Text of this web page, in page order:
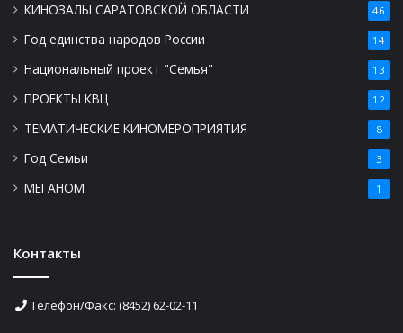
КИНОЗАЛЫ САРАТОВСКОЙ ОБЛАСТИ 46
Год единства народов России 14
Национальный проект "Семья" 13
ПРОЕКТЫ КВЦ 12
ТЕМАТИЧЕСКИЕ КИНОМЕРОПРИЯТИЯ 8
Год Семьи 3
МЕГАНОМ 1
Контакты
Телефон/Факс: (8452) 62-02-11